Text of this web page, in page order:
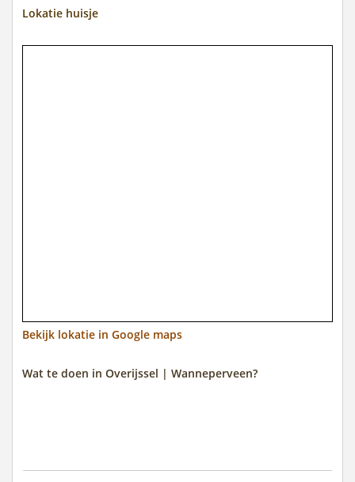
Lokatie huisje
Bekijk lokatie in Google maps
Wat te doen in Overijssel | Wanneperveen?